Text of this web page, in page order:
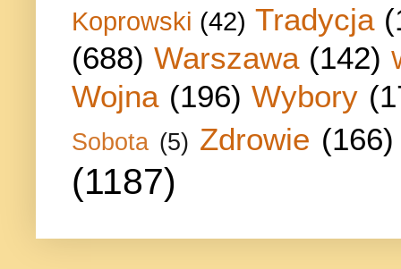
Koprowski (42) Tradycja
(688) Warszawa (142)
Wojna (196) Wybory
Sobota (5) Zdrowie (166)
(1187)